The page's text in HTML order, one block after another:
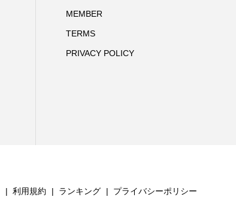
MEMBER
TERMS
PRIVACY POLICY
利用規約 ランキング プライバシーポリシー